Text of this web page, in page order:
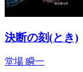
決断の刻(とき)
堂場 瞬一